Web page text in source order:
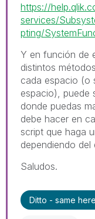
https://
services/
pting/
Y en función de
distintos
cada espacio (o
espacio), puede
donde puedas
debe hacer en
script que haga
dependiendo del
Saludos.
Ditto - same